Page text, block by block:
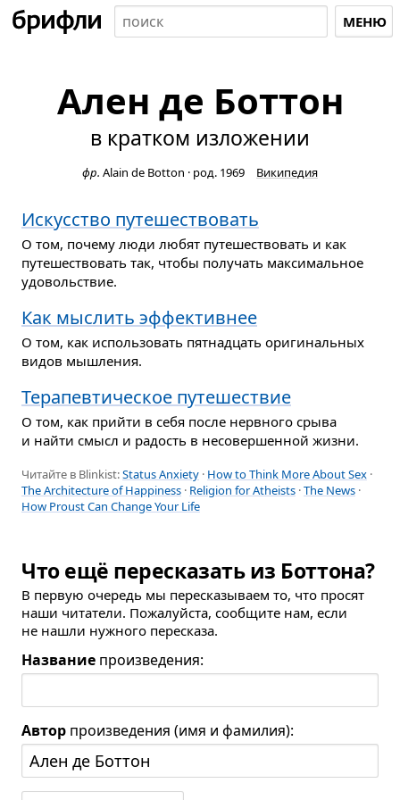
МЕНЮ
Ален де Боттон
в кратком изложении
фр. Alain de Botton · род. 1969 Википедия
Искусство путешествовать
О том, почему люди любят путешествовать и как
путешествовать так, чтобы получать максимальное
удовольствие.
Как мыслить эффективнее
О том, как использовать пятнадцать оригинальных
видов мышления.
Терапевтическое путешествие
О том, как прийти в себя после нервного срыва
и найти смысл и радость в несовершенной жизни.
Читайте в Blinkist:Status Anxiety · How to Think More About Sex ·
The Architecture of Happiness · Religion for Atheists ·The News ·
How Proust Can Change Your Life
Что ещё пересказать из Боттона?
В первую очередь мы пересказываем то, что просят
наши читатели. Пожалуйста, сообщите нам, если
не нашли нужного пересказа.
Название произведения:
Автор произведения (имя и фамилия):